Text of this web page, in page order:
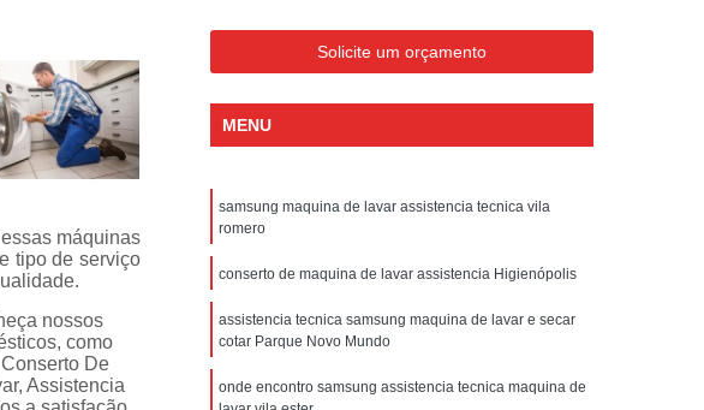
Tecnica de Ar Condicionado Portatil Philco
Tecnica em Ar Condicionado Portatil
Ar Condicionado Portatil
Assistencia Tecnica de Geladeira
Electrolux
Assistencia Tecnica Geladeira Electrolux
Geladeira
Electrolux Assistencia Tecnica Geladeira
Assistencia Tecnica
Tecnica
Assistencia Tecnica de Refrigerador
Electrolux
Assistencia Tecnica Electrolux Refrigerador
máquinas
tipo de serviço
nossos
como
De
Assistencia
Solicite um orçamento
MENU
samsung maquina de lavar assistencia tecnica vila
romero
conserto de maquina de lavar assistencia Higienópolis
assistencia tecnica samsung maquina de lavar e secar
cotar Parque Novo Mundo
onde encontro samsung assistencia tecnica maquina de